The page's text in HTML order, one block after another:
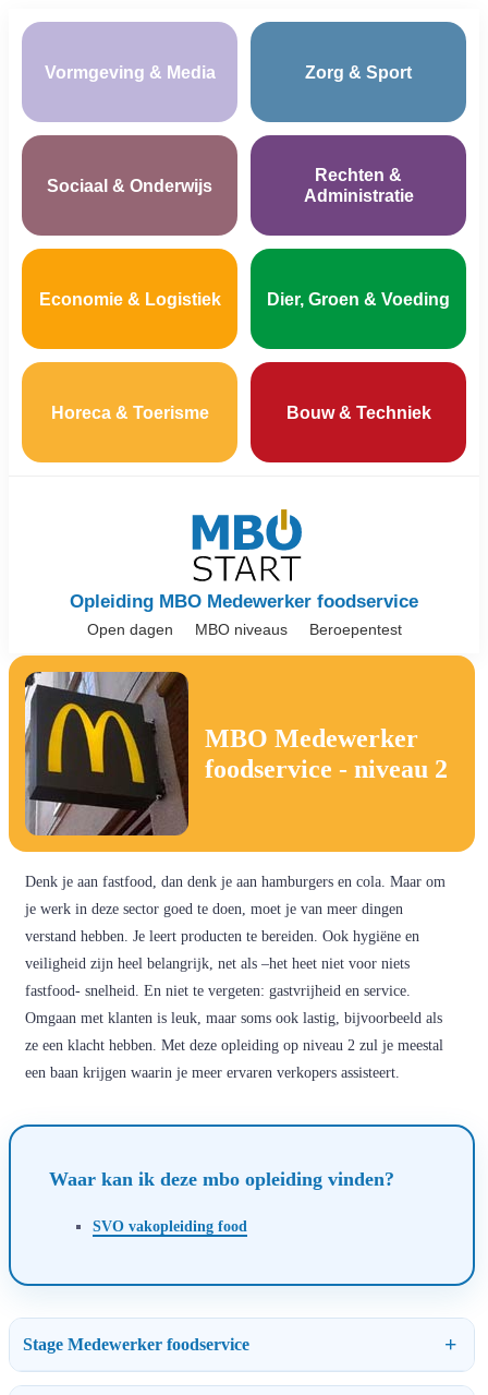
Vormgeving & Media Zorg & Sport
Sociaal & Onderwijs
Rechten &
Administratie
Economie & Logistiek Dier, Groen & Voeding
Horeca & Toerisme Bouw & Techniek
Opleiding MBO Medewerker foodservice
Open dagen MBO niveaus Beroepentest
MBO Medewerker
foodservice - niveau 2
Denk je aan fastfood, dan denk je aan hamburgers en cola. Maar om
je werk in deze sector goed te doen, moet je van meer dingen
verstand hebben. Je leert producten te bereiden. Ook hygiëne en
veiligheid zijn heel belangrijk, net als –het heet niet voor niets
fastfood- snelheid. En niet te vergeten: gastvrijheid en service.
Omgaan met klanten is leuk, maar soms ook lastig, bijvoorbeeld als
ze een klacht hebben. Met deze opleiding op niveau 2 zul je meestal
een baan krijgen waarin je meer ervaren verkopers assisteert.
Waar kan ik deze mbo opleiding vinden?
SVO vakopleiding food
Stage Medewerker foodservice